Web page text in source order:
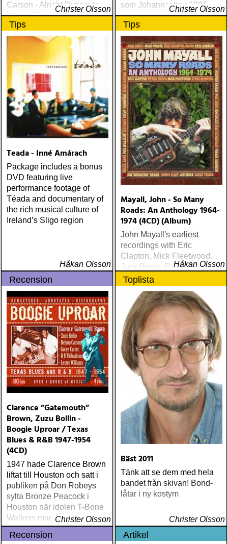
Carson - Alright Dynamite
Mikael Samuelson - Movitz
Howard Eliott Payne -
Bright Light Ballads Louise
Hoffsten - På andra sedan
Vättern James Luther
Dickinson - Dinosaurs Run
In Circles Dave Alvin & The
Guilty Women Caroline af
Ugglas -Så gör jag det igen
Bob Dylan - Together
Through Life Louie And The
Lovers - The Complete
Cohen- Live In London Bad
Liver & Brustna hjärtan -
Tom Waits på svenska (CD
& konsert på Södra Teatern,
Stockholm) Rod Stewart -
Sessions 1971-1998
Bläckfisken (TV-serie) The
miniserie) Camilla Grebe &
Åsa Träff Nån sorts frid
(bok) Spooks (TV-serie)
(DVD; TV-serie) 87th
Precinct (DVD; TV-serie)
The Defenders (TV-serie)
Lennart Persson - Musik
Non Stop – Pet Sounds I
våra hjärtan (bok) Peter
LeMarc/Lennart Persson -
100 sånger (bok) Willy Clay
Christer Olsson
som Johanneshov 1981
som jag tyckte var sådär
framstår i ett förklarat ljus
när jag hör Earls Court från
samma år - och med nästan
samma låtar
Christer Olsson
Tips
Teada - Inné Amárach
Package includes a bonus
DVD featuring live
performance footage of
Téada and documentary of
the rich musical culture of
Ireland’s Sligo region
Håkan Olsson
Tips
Mayall, John - So Many
Roads: An Anthology 1964-
1974 (4CD) (Album)
John Mayall's earliest
recordings with Eric
Clapton, Mick Fleetwood,
Jack Bruce, Peter Green,
Mick Taylor and John
McVie from the sixties as
well as Mayall's other
recorded work through
1974 have been issued on
the 4-CD box set »So Many
Roads: An Anthology 1964-
1974«
Håkan Olsson
Recension
Clarence ”Gatemouth”
Brown, Zuzu Bollin -
Boogie Uproar / Texas
Blues & R&B 1947-1954
(4CD)
1947 hade Clarence Brown
liftat till Houston och satt i
publiken på Don Robeys
sylta Bronze Peacock i
Houston när idolen T-Bone
Walkers magsår gjorde sig
påmint och han var tvungen
att lämna scenen
Christer Olsson
Toplista
Bäst 2011
Tänk att se dem med hela
bandet från skivan! Bond-
låtar i ny kostym
Christer Olsson
Recension Artikel